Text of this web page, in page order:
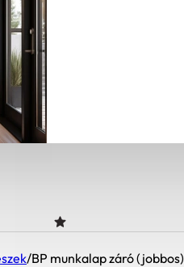
/BP munkalap záró (jobbos)